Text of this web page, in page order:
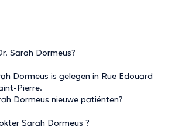
Sarah Dormeus?
Dormeus is gelegen in Rue Edouard
Pierre.
Dormeus nieuwe patiënten?
Sarah Dormeus ?